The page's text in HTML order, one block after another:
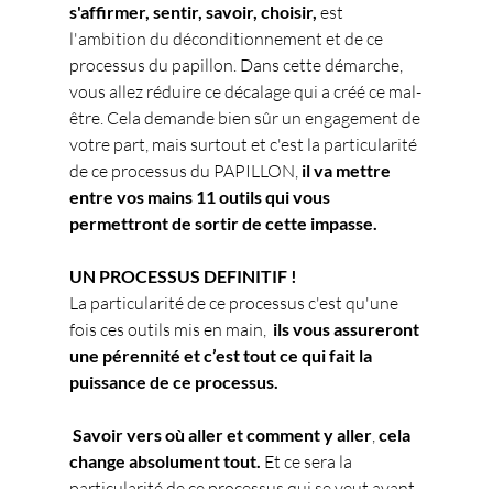
s'affirmer, sentir, savoir, choisir, est
l'ambition du déconditionnement et de ce
processus du papillon. Dans cette démarche,
vous allez réduire ce décalage qui a créé ce mal-
être. Cela demande bien sûr un engagement de
votre part, mais surtout et c'est la particularité
de ce processus du PAPILLON, il va mettre
entre vos mains 11 outils qui vous
permettront de sortir de cette impasse.
UN PROCESSUS DEFINITIF !
La particularité de ce processus c'est qu'une
fois ces outils mis en main, ils vous assureront
une pérennité et c’est tout ce qui fait la
puissance de ce processus.
Savoir vers où aller et comment y aller, cela
change absolument tout. Et ce sera la